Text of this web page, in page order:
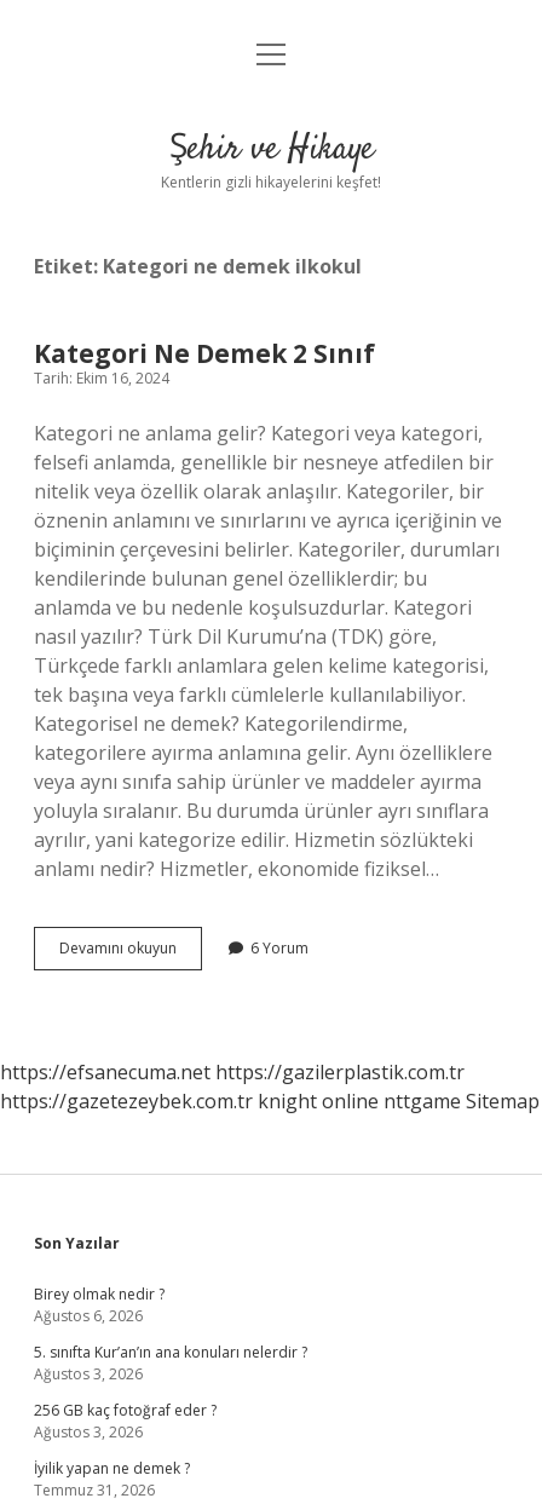
Anasayfa
Yasal Uyarı
menüyü
Şehir ve Hikaye
Kentlerin gizli hikayelerini keşfet!
Etiket: Kategori ne demek ilkokul
Kategori Ne Demek 2 Sınıf
Tarih: Ekim 16, 2024
Kategori ne anlama gelir? Kategori veya kategori,
felsefi anlamda, genellikle bir nesneye atfedilen bir
nitelik veya özellik olarak anlaşılır. Kategoriler, bir
öznenin anlamını ve sınırlarını ve ayrıca içeriğinin ve
biçiminin çerçevesini belirler. Kategoriler, durumları
kendilerinde bulunan genel özelliklerdir; bu
anlamda ve bu nedenle koşulsuzdurlar. Kategori
nasıl yazılır? Türk Dil Kurumu’na (TDK) göre,
Türkçede farklı anlamlara gelen kelime kategorisi,
tek başına veya farklı cümlelerle kullanılabiliyor.
Kategorisel ne demek? Kategorilendirme,
kategorilere ayırma anlamına gelir. Aynı özelliklere
veya aynı sınıfa sahip ürünler ve maddeler ayırma
yoluyla sıralanır. Bu durumda ürünler ayrı sınıflara
ayrılır, yani kategorize edilir. Hizmetin sözlükteki
anlamı nedir? Hizmetler, ekonomide fiziksel…
Devamını okuyun Kategori
Ne
6 Yorum
https://efsanecuma.net https://gazilerplastik.com.tr
https://gazetezeybek.com.tr knight online nttgame Sitemap
Sidebar
Son Yazılar
Birey olmak nedir ?
Ağustos 6, 2026
5. sınıfta Kur’an’ın ana konuları nelerdir ?
Ağustos 3, 2026
256 GB kaç fotoğraf eder ?
Ağustos 3, 2026
İyilik yapan ne demek ?
Temmuz 31, 2026